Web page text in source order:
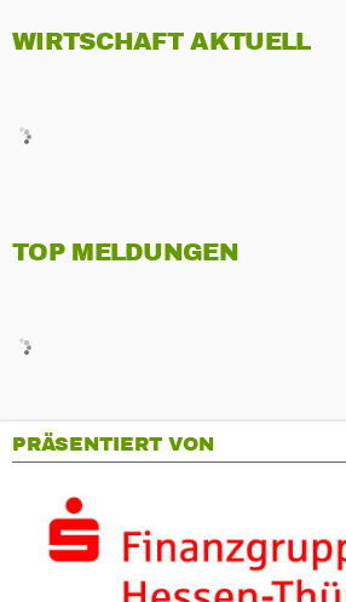
WIRTSCHAFT AKTUELL
TOP MELDUNGEN
PRÄSENTIERT VON